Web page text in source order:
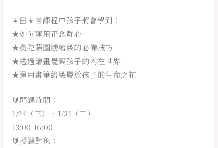
👧🏻👦🏻課程中孩子將會學到：
★如何運用正念靜心
★曼陀羅圖騰繪製的必備技巧
★透過繪畫覺察孩子的內在世界
★運用畫筆繪製屬於孩子的生命之花
🔰開課時間：
1/24（三）、1/31（三）
13:00-16:00
🔰授課對象：